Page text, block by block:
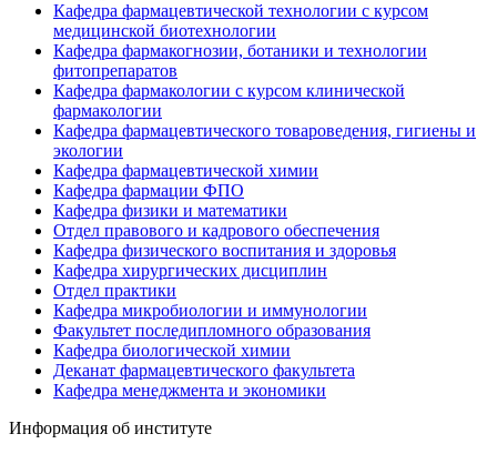
Кафедра фармацевтической технологии с курсом
медицинской биотехнологии
Кафедра фармакогнозии, ботаники и технологии
фитопрепаратов
Кафедра фармакологии с курсом клинической
фармакологии
Кафедра фармацевтического товароведения, гигиены и
экологии
Кафедра фармацевтической химии
Кафедра фармации ФПО
Кафедра физики и математики
Отдел правового и кадрового обеспечения
Кафедра физического воспитания и здоровья
Кафедра хирургических дисциплин
Отдел практики
Кафедра микробиологии и иммунологии
Факультет последипломного образования
Кафедра биологической химии
Деканат фармацевтического факультета
Кафедра менеджмента и экономики
Информация об институте